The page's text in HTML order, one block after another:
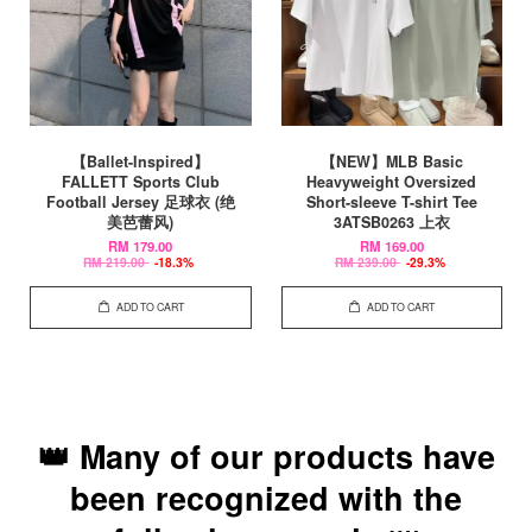
【Ballet-Inspired】
FALLETT Sports Club
Football Jersey 足球衣 (绝
美芭蕾风)
RM 179.00
RM 219.00 -18.3%
ADD TO CART
【NEW】MLB Basic
Heavyweight Oversized
Short-sleeve T-shirt Tee
3ATSB0263 上衣
RM 169.00
RM 239.00 -29.3%
ADD TO CART
👑 Many of our products have
been recognized with the